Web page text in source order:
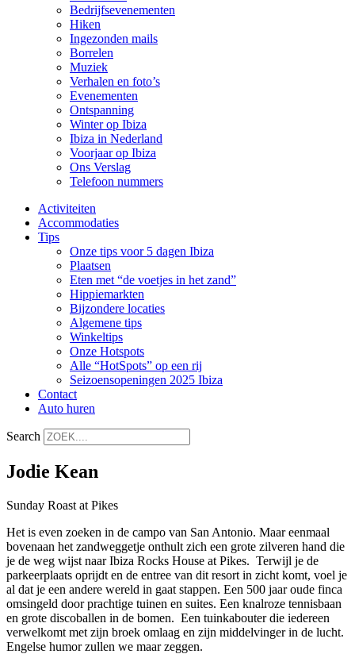
Bedrijfsevenementen
Hiken
Ingezonden mails
Borrelen
Muziek
Verhalen en foto’s
Evenementen
Ontspanning
Winter op Ibiza
Ibiza in Nederland
Voorjaar op Ibiza
Ons Verslag
Telefoon nummers
Activiteiten
Accommodaties
Tips
Onze tips voor 5 dagen Ibiza
Plaatsen
Eten met “de voetjes in het zand”
Hippiemarkten
Bijzondere locaties
Algemene tips
Winkeltips
Onze Hotspots
Alle “HotSpots” op een rij
Seizoensopeningen 2025 Ibiza
Contact
Auto huren
Search
Jodie Kean
Sunday Roast at Pikes
Het is even zoeken in de campo van San Antonio. Maar eenmaal
bovenaan het zandweggetje onthult zich een grote zilveren hand die
je de weg wijst naar Ibiza Rocks House at Pikes. Terwijl je de
parkeerplaats oprijdt en de entree van dit resort in zicht komt, voel je
al dat je een andere wereld in gaat stappen. Een 500 jaar oude finca
omsingeld door prachtige tuinen en suites. Een knalroze tennisbaan
en grote discoballen in de bomen. Een tuinkabouter die iedereen
verwelkomt met zijn broek omlaag en zijn middelvinger in de lucht.
Engelse humor zullen we maar zeggen.